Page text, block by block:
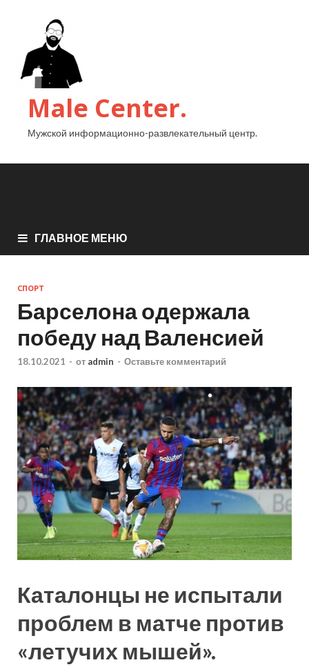
Male Center.
Мужской информационно-развлекательный центр.
ГЛАВНОЕ МЕНЮ
СПОРТ
Барселона одержала
победу над Валенсией
18.10.2021 - от admin - Оставьте комментарий
Каталонцы не испытали
проблем в матче против
«летучих мышей».